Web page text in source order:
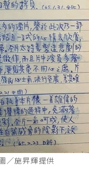
／施昇輝提供